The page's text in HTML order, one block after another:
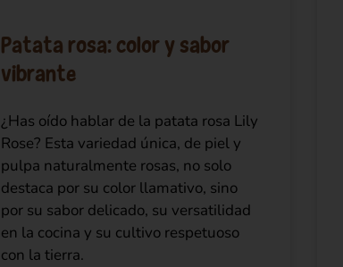
Patata rosa: color y sabor
vibrante
¿Has oído hablar de la patata rosa Lily
Rose? Esta variedad única, de piel y
pulpa naturalmente rosas, no solo
destaca por su color llamativo, sino
por su sabor delicado, su versatilidad
en la cocina y su cultivo respetuoso
con la tierra.